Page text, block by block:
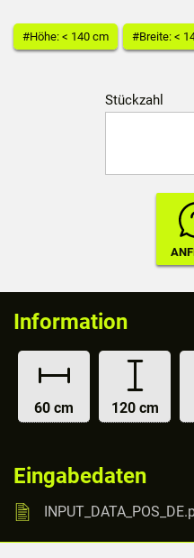
#Höhe: < 140 cm #Breite: <
Stückzahl
Information
60 cm 120 cm
Eingabedaten